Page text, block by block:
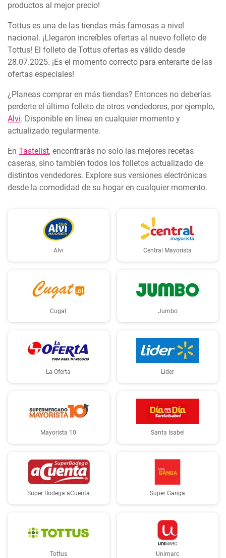
productos al mejor precio!
Tottus es una de las tiendas más famosas a nivel
nacional. ¡Llegaron increíbles ofertas al nuevo folleto de
Tottus! El folleto de Tottus ofertas es válido desde
28.07.2025. ¡Es el momento correcto para enterarte de las
ofertas especiales!
¿Planeas comprar en más tiendas? Entonces no deberías
perderte el último folleto de otros vendedores, por ejemplo,
Alvi. Disponible en línea en cualquier momento y
actualizado regularmente.
En Tastelist, encontrarás no solo las mejores recetas
caseras, sino también todos los folletos actualizado de
distintos vendedores. Explore sus versiones electrónicas
desde la comodidad de su hogar en cualquier momento.
Alvi Central Mayorista
Cugat Jumbo
La Oferta Lider
Mayorista 10 Santa Isabel
Super Bodega aCuenta Super Ganga
Tottus Unimarc